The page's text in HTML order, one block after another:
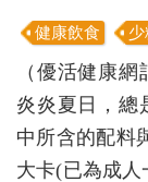
健康飲食
（優活健康
炎炎夏日，總
中所含的配料
大卡(已為成